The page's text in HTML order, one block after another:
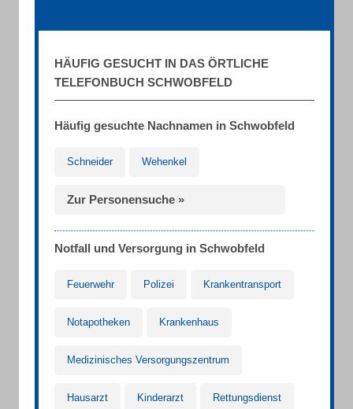
HÄUFIG GESUCHT IN DAS ÖRTLICHE
TELEFONBUCH SCHWOBFELD
Häufig gesuchte Nachnamen in Schwobfeld
Schneider Wehenkel
Zur Personensuche »
Notfall und Versorgung in Schwobfeld
Feuerwehr Polizei Krankentransport
Notapotheken Krankenhaus
Medizinisches Versorgungszentrum
Hausarzt Kinderarzt Rettungsdienst